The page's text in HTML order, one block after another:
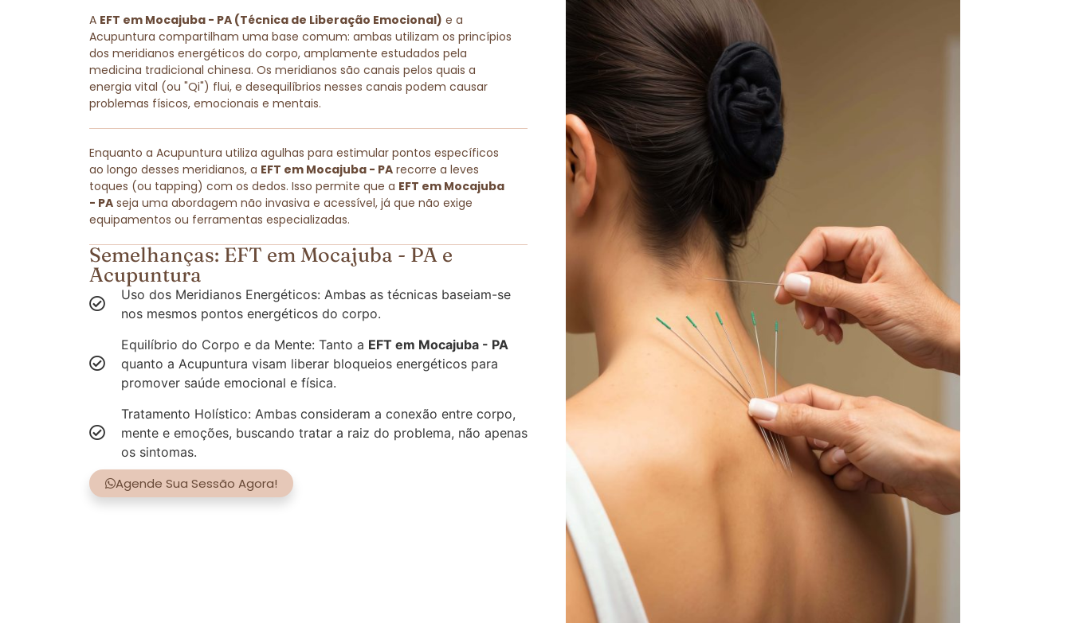
A EFT em Mocajuba - PA (Técnica de Liberação Emocional) e a
Acupuntura compartilham uma base comum: ambas utilizam os princípios
dos meridianos energéticos do corpo, amplamente estudados pela
medicina tradicional chinesa. Os meridianos são canais pelos quais a
energia vital (ou "Qi") flui, e desequilíbrios nesses canais podem causar
problemas físicos, emocionais e mentais.
Enquanto a Acupuntura utiliza agulhas para estimular pontos específicos
ao longo desses meridianos, a EFT em Mocajuba - PA recorre a leves
toques (ou tapping) com os dedos. Isso permite que a EFT em Mocajuba
- PA seja uma abordagem não invasiva e acessível, já que não exige
equipamentos ou ferramentas especializadas.
Semelhanças: EFT em Mocajuba - PA e
Acupuntura
Uso dos Meridianos Energéticos: Ambas as técnicas baseiam-se
nos mesmos pontos energéticos do corpo.
Equilíbrio do Corpo e da Mente: Tanto a EFT em Mocajuba - PA
quanto a Acupuntura visam liberar bloqueios energéticos para
promover saúde emocional e física.
Tratamento Holístico: Ambas consideram a conexão entre corpo,
mente e emoções, buscando tratar a raiz do problema, não apenas
os sintomas.
Agende Sua Sessão Agora!